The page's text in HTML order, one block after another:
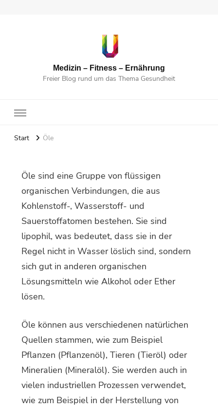
Medizin – Fitness – Ernährung
Freier Blog rund um das Thema Gesundheit
Start Öle
Öle sind eine Gruppe von flüssigen
organischen Verbindungen, die aus
Kohlenstoff-, Wasserstoff- und
Sauerstoffatomen bestehen. Sie sind
lipophil, was bedeutet, dass sie in der
Regel nicht in Wasser löslich sind, sondern
sich gut in anderen organischen
Lösungsmitteln wie Alkohol oder Ether
lösen.
Öle können aus verschiedenen natürlichen
Quellen stammen, wie zum Beispiel
Pflanzen (Pflanzenöl), Tieren (Tieröl) oder
Mineralien (Mineralöl). Sie werden auch in
vielen industriellen Prozessen verwendet,
wie zum Beispiel in der Herstellung von